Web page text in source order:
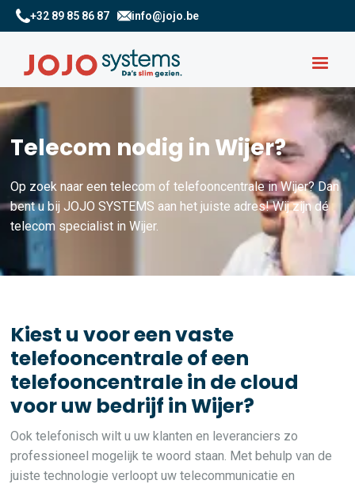
+32 89 85 86 87 info@jojo.be
Telecom nodig in Wijer?
Op zoek naar een telecom of telefooncentrale in Wijer? Dan
bent u bij JOJO SYSTEMS aan het juiste adres! Wij zijn dé
telecom specialist in Wijer.
Kiest u voor een vaste
telefooncentrale of een
telefooncentrale in de cloud
voor uw bedrijf in Wijer?
Ook telefonisch wilt u uw klanten en leveranciers zo
professioneel mogelijk te woord staan. Met behulp van de
juiste technologie verloopt uw telecommunicatie en